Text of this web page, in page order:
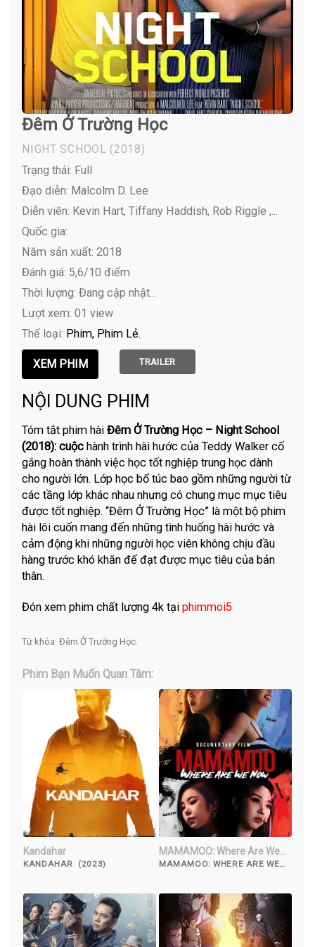
Đêm Ở Trường Học
NIGHT SCHOOL (2018)
Trạng thái: Full
Đạo diễn: Malcolm D. Lee
Diễn viên: Kevin Hart, Tiffany Haddish, Rob Riggle ,...
Quốc gia:
Năm sản xuất: 2018
Đánh giá: 5,6/10 điểm
Thời lượng: Đang cập nhật…
Lượt xem: 01 view
Thể loại: Phim Phim Lẻ
TRAILER
NỘI DUNG PHIM
Tóm tắt phim hàiĐêm Ở Trường Học – Night School
(2018): cuộc hành trình hài hước của Teddy Walker cố
gắng hoàn thành việc học tốt nghiệp trung học dành
cho người lớn. Lớp học bổ túc bao gồm những người từ
các tầng lớp khác nhau nhưng có chung mục mục tiêu
được tốt nghiệp. “Đêm Ở Trường Học” là một bộ phim
hài lôi cuốn mang đến những tình huống hài hước và
cảm động khi những người học viên không chịu đầu
hàng trước khó khăn để đạt được mục tiêu của bản
thân.
Đón xem phim chất lượng 4k tạiphimmoi5
Từ khóa:Đêm Ở Trường Học
Phim Bạn Muốn Quan Tâm:
Kandahar
KANDAHAR (2023)
MAMAMOO: Where Are We
Now
MAMAMOO: WHERE ARE WE